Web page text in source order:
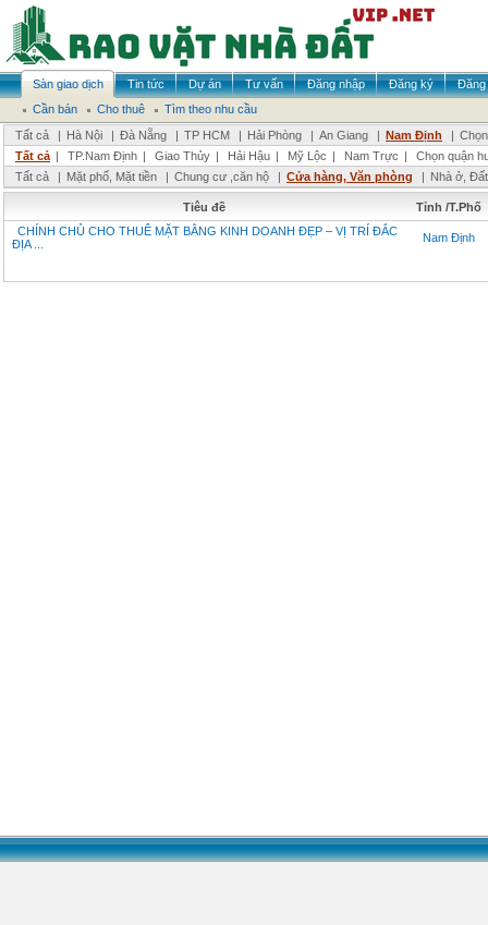
Sàn giao dịch Tin tức Dự án Tư vấn Đăng nhập Đăng ký
Đăng
Cần bán
Cho thuê
Tìm theo nhu cầu
Tất cả
| Hà Nội | Đà Nẵng | TP HCM | Hải Phòng | An Giang | Nam Định |
Tất cả | TP.Nam Định | Giao Thủy | Hải Hậu | Mỹ Lộc | Nam Trực |
Chọn quận
Tất cả
| Mặt phố, Mặt tiền | Chung cư ,căn hộ | Cửa hàng, Văn phòng | Nhà ở,
Tiêu đề
Tỉnh /T.Phố
CHÍNH CHỦ CHO THUÊ MẶT BẰNG KINH DOANH ĐẸP – VỊ TRÍ ĐẮC
ĐỊA ...
Nam Định